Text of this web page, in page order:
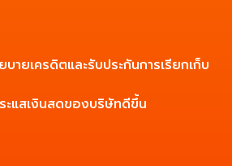
เครดิตและรับประกันการเรียกเก็บ
ะแสเงินสดของบริษัทดีขึ้น